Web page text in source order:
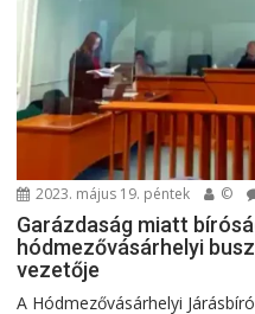
2023. május 19. péntek ©
Garázdaság miatt
hódmezővásárhelyi
vezetője
A Hódmezővásárhelyi